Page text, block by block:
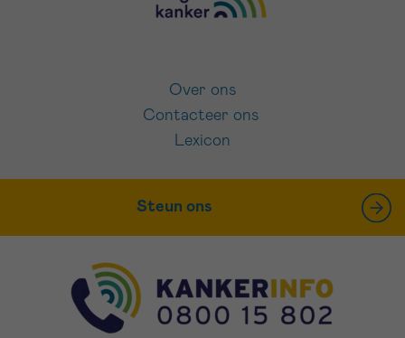
Over ons
Contacteer ons
Lexicon
Steun ons